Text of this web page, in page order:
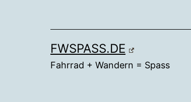
FWSPASS.DE
Fahrrad + Wandern = Spass